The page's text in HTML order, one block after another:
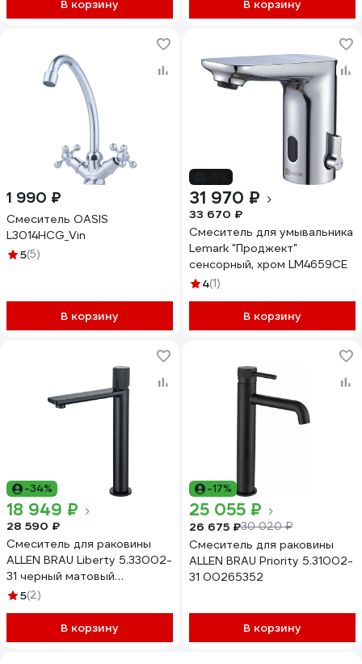
В корзину В корзину
1 990 ₽
Смеситель OASIS
L3014HCG_Vin
5(5)
В корзину
31 970 ₽
33 670 ₽
Смеситель для умывальника
Lemark "Проджект"
сенсорный, хром LM4659CE
4(1)
В корзину
-34%
18 949 ₽
28 590 ₽
Смеситель для раковины
ALLEN BRAU Liberty 5.33002-
31 черный матовый
00280694
5(2)
В корзину
-17%
25 055 ₽
26 675 ₽30 020 ₽
Смеситель для раковины
ALLEN BRAU Priority 5.31002-
31 00265352
В корзину